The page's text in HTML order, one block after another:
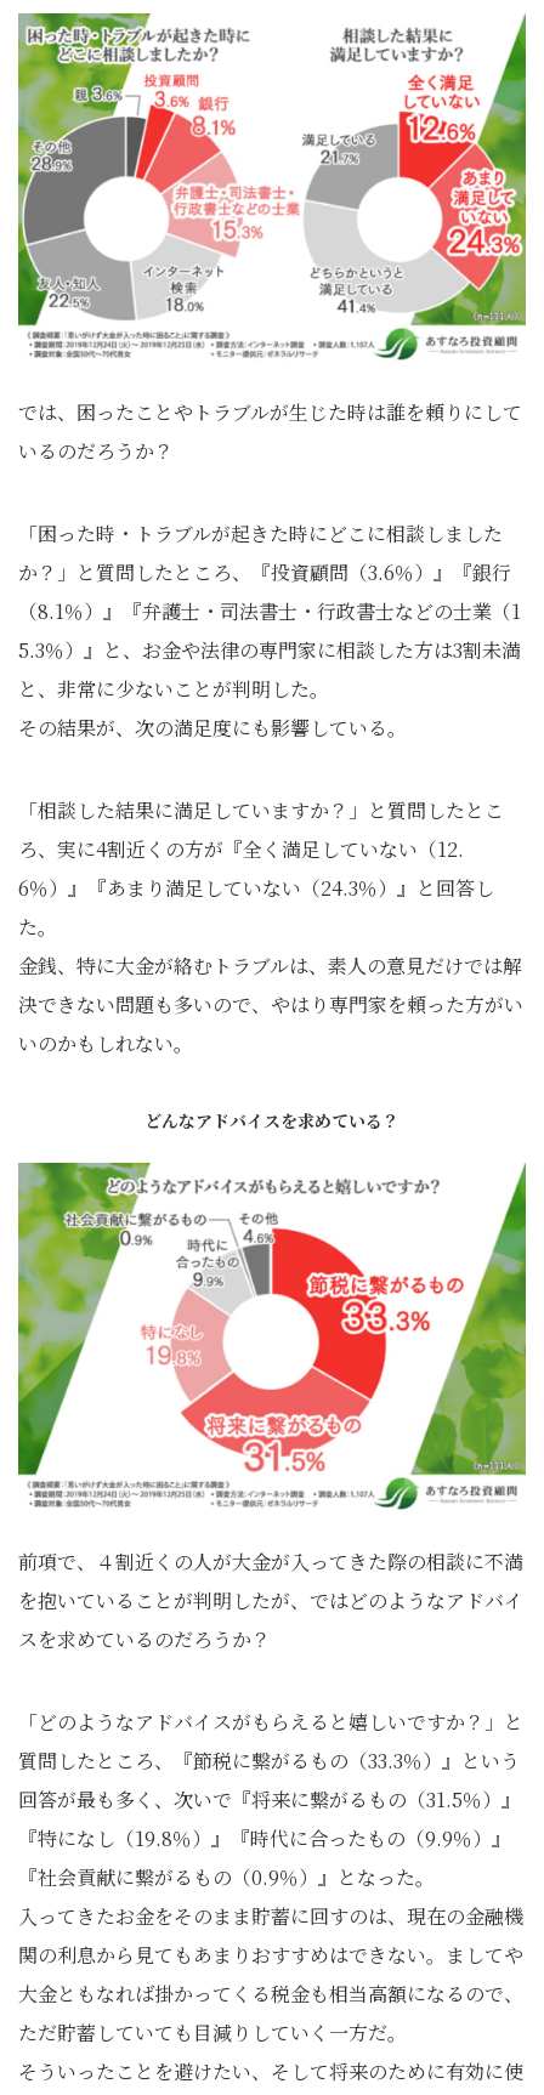
では、困ったことやトラブルが生じた時は誰を頼りにして
いるのだろうか？
「困った時・トラブルが起きた時にどこに相談しました
か？」と質問したところ、『投資顧問（3.6％）』『銀行
（8.1％）』『弁護士・司法書士・行政書士などの士業（1
5.3％）』と、お金や法律の専門家に相談した方は3割未満
と、非常に少ないことが判明した。
その結果が、次の満足度にも影響している。
「相談した結果に満足していますか？」と質問したとこ
ろ、実に4割近くの方が『全く満足していない（12.
6％）』『あまり満足していない（24.3％）』と回答し
た。
金銭、特に大金が絡むトラブルは、素人の意見だけでは解
決できない問題も多いので、やはり専門家を頼った方がい
いのかもしれない。
どんなアドバイスを求めている？
前項で、４割近くの人が大金が入ってきた際の相談に不満
を抱いていることが判明したが、ではどのようなアドバイ
スを求めているのだろうか？
「どのようなアドバイスがもらえると嬉しいですか？」と
質問したところ、『節税に繋がるもの（33.3％）』という
回答が最も多く、次いで『将来に繋がるもの（31.5％）』
『特になし（19.8％）』『時代に合ったもの（9.9％）』
『社会貢献に繋がるもの（0.9％）』となった。
入ってきたお金をそのまま貯蓄に回すのは、現在の金融機
関の利息から見てもあまりおすすめはできない。ましてや
大金ともなれば掛かってくる税金も相当高額になるので、
ただ貯蓄していても目減りしていく一方だ。
そういったことを避けたい、そして将来のために有効に使